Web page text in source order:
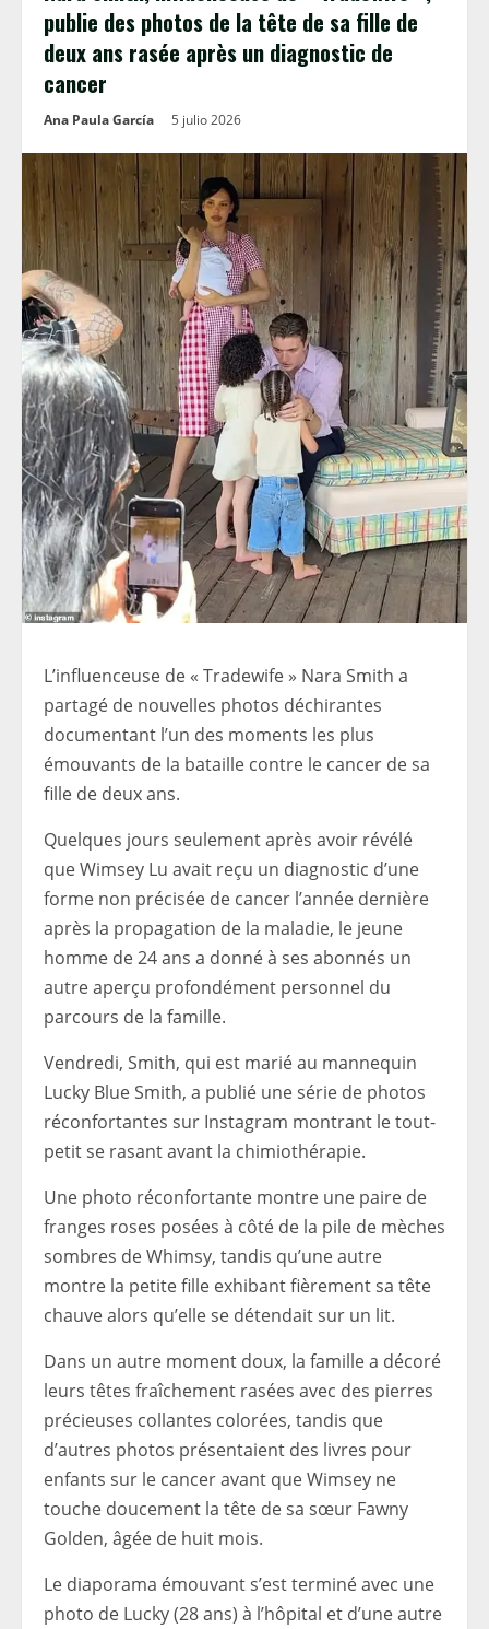
publie des photos de la tête de sa fille de
deux ans rasée après un diagnostic de
cancer
Ana Paula García 5 julio 2026
L’influenceuse de « Tradewife » Nara Smith a
partagé de nouvelles photos déchirantes
documentant l’un des moments les plus
émouvants de la bataille contre le cancer de sa
fille de deux ans.
Quelques jours seulement après avoir révélé
que Wimsey Lu avait reçu un diagnostic d’une
forme non précisée de cancer l’année dernière
après la propagation de la maladie, le jeune
homme de 24 ans a donné à ses abonnés un
autre aperçu profondément personnel du
parcours de la famille.
Vendredi, Smith, qui est marié au mannequin
Lucky Blue Smith, a publié une série de photos
réconfortantes sur Instagram montrant le tout-
petit se rasant avant la chimiothérapie.
Une photo réconfortante montre une paire de
franges roses posées à côté de la pile de mèches
sombres de Whimsy, tandis qu’une autre
montre la petite fille exhibant fièrement sa tête
chauve alors qu’elle se détendait sur un lit.
Dans un autre moment doux, la famille a décoré
leurs têtes fraîchement rasées avec des pierres
précieuses collantes colorées, tandis que
d’autres photos présentaient des livres pour
enfants sur le cancer avant que Wimsey ne
touche doucement la tête de sa sœur Fawny
Golden, âgée de huit mois.
Le diaporama émouvant s’est terminé avec une
photo de Lucky (28 ans) à l’hôpital et d’une autre